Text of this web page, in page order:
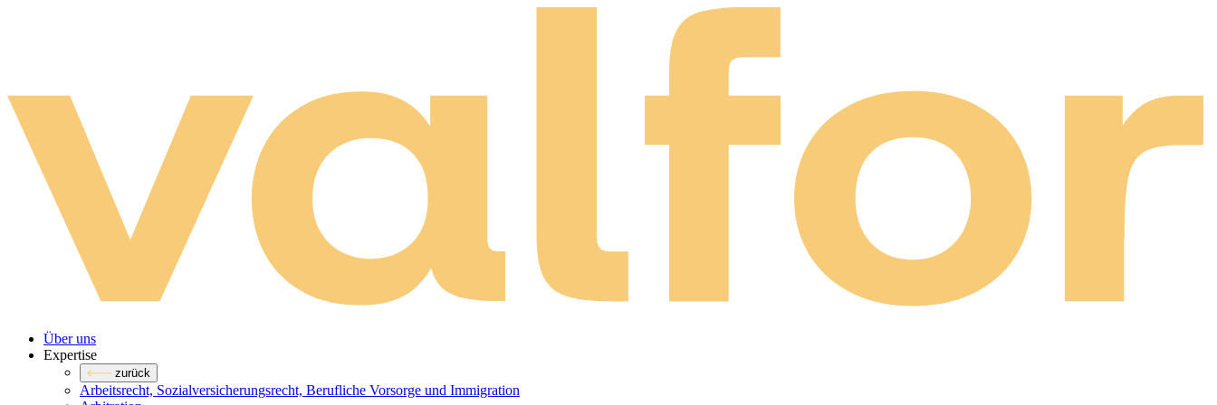
Über uns
Expertise
zurück
Arbeitsrecht, Sozialversicherungsrecht, Berufliche Vorsorge und Immigration